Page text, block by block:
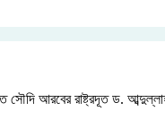
আরবের রাষ্ট্রদূত ড. আব্দুল্লাহ